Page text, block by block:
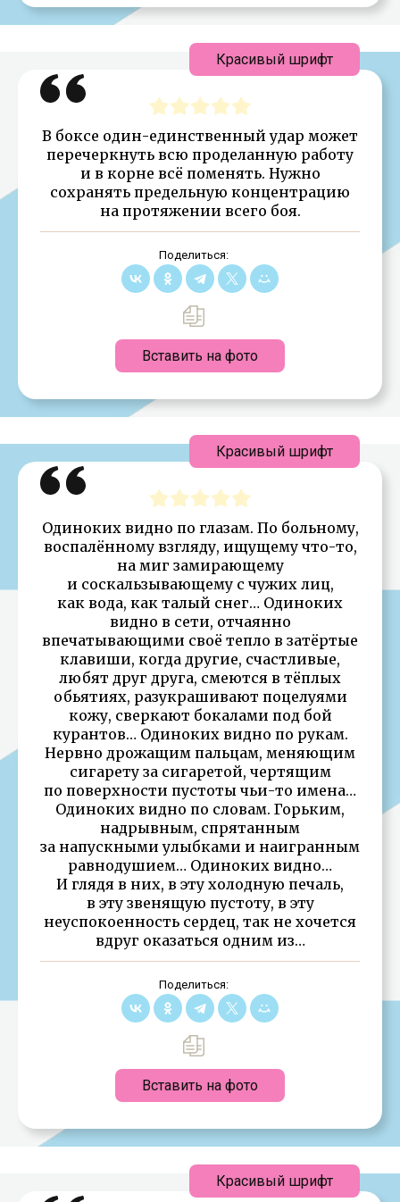
В боксе один-единственный удар может
перечеркнуть всю проделанную работу
и в корне всё поменять. Нужно
сохранять предельную концентрацию
на протяжении всего боя.
Поделиться:
Вставить на фото
Красивый шрифт
Одиноких видно по глазам. По больному,
воспалённому взгляду, ищущему что-то,
на миг замирающему
и соскальзывающему с чужих лиц,
как вода, как талый снег… Одиноких
видно в сети, отчаянно
впечатывающими своё тепло в затёртые
клавиши, когда другие, счастливые,
любят друг друга, смеются в тёплых
обьятиях, разукрашивают поцелуями
кожу, сверкают бокалами под бой
курантов… Одиноких видно по рукам.
Нервно дрожащим пальцам, меняющим
сигарету за сигаретой, чертящим
по поверхности пустоты чьи-то имена…
Одиноких видно по словам. Горьким,
надрывным, спрятанным
за напускными улыбками и наигранным
равнодушием… Одиноких видно…
И глядя в них, в эту холодную печаль,
в эту звенящую пустоту, в эту
неуспокоенность сердец, так не хочется
вдруг оказаться одним из…
Поделиться:
Вставить на фото
Красивый шрифт
Красивый шрифт